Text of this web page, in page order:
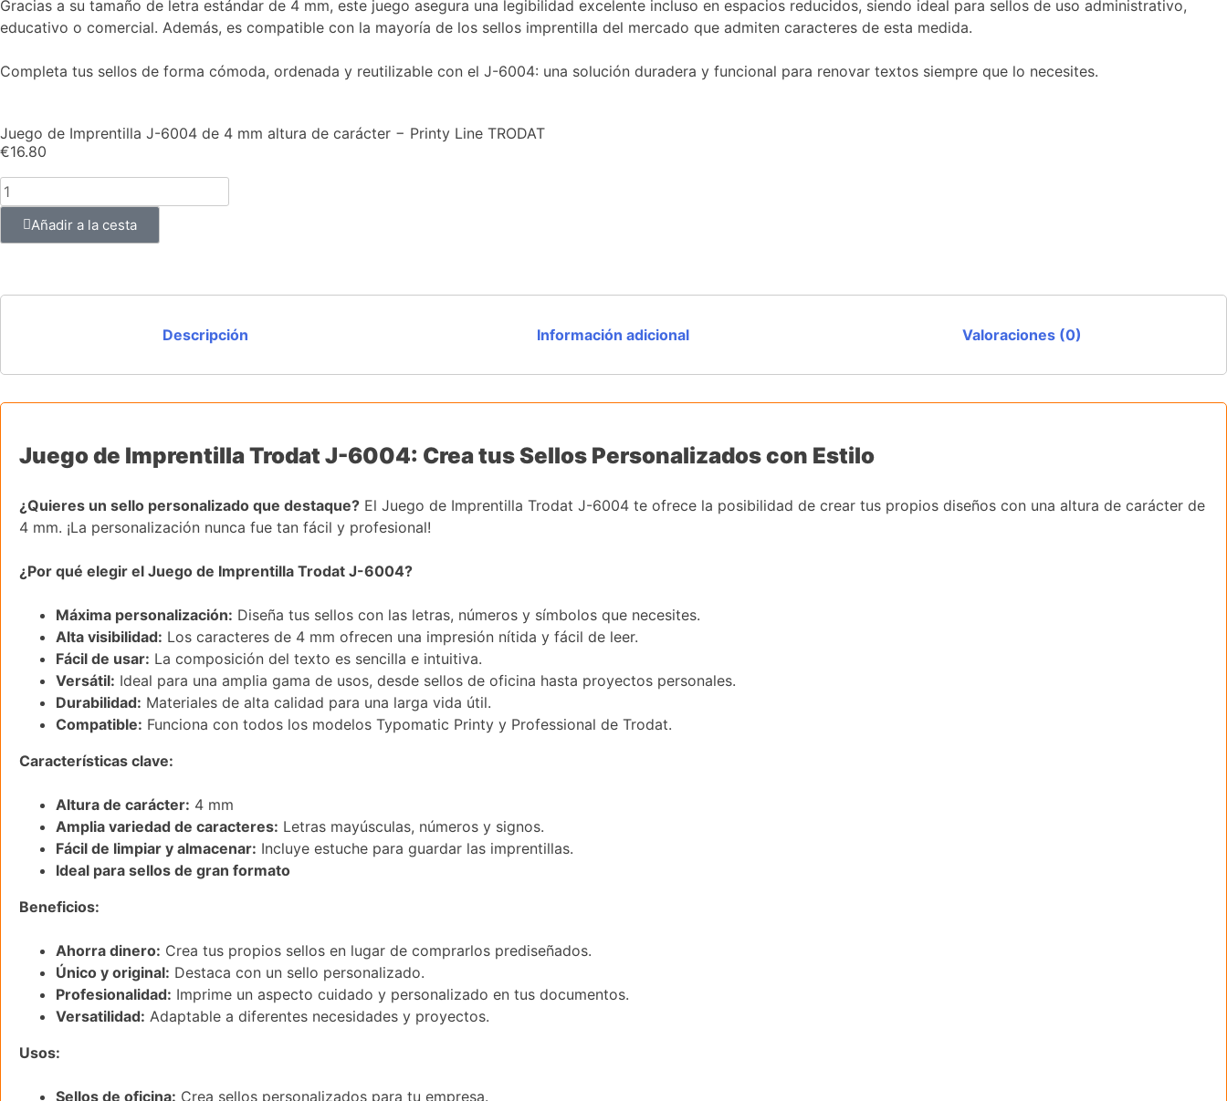
Gracias a su tamaño de letra estándar de 4 mm, este juego asegura una legibilidad excelente incluso en espacios reducidos, siendo ideal para sellos de uso administrativo,
educativo o comercial. Además, es compatible con la mayoría de los sellos imprentilla del mercado que admiten caracteres de esta medida.
Completa tus sellos de forma cómoda, ordenada y reutilizable con el J-6004: una solución duradera y funcional para renovar textos siempre que lo necesites.
Juego de Imprentilla J-6004 de 4 mm altura de carácter − Printy Line TRODAT
€16.80
Añadir a la cesta
Descripción Información adicional Valoraciones (0)
Juego de Imprentilla Trodat J-6004: Crea tus Sellos Personalizados con Estilo
¿Quieres un sello personalizado que destaque? El Juego de Imprentilla Trodat J-6004 te ofrece la posibilidad de crear tus propios diseños con una altura de carácter de
4 mm. ¡La personalización nunca fue tan fácil y profesional!
¿Por qué elegir el Juego de Imprentilla Trodat J-6004?
Máxima personalización: Diseña tus sellos con las letras, números y símbolos que necesites.
Alta visibilidad: Los caracteres de 4 mm ofrecen una impresión nítida y fácil de leer.
Fácil de usar: La composición del texto es sencilla e intuitiva.
Versátil: Ideal para una amplia gama de usos, desde sellos de oficina hasta proyectos personales.
Durabilidad: Materiales de alta calidad para una larga vida útil.
Compatible: Funciona con todos los modelos Typomatic Printy y Professional de Trodat.
Características clave:
Altura de carácter: 4 mm
Amplia variedad de caracteres: Letras mayúsculas, números y signos.
Fácil de limpiar y almacenar: Incluye estuche para guardar las imprentillas.
Ideal para sellos de gran formato
Beneficios:
Ahorra dinero: Crea tus propios sellos en lugar de comprarlos prediseñados.
Único y original: Destaca con un sello personalizado.
Profesionalidad: Imprime un aspecto cuidado y personalizado en tus documentos.
Versatilidad: Adaptable a diferentes necesidades y proyectos.
Usos:
Sellos de oficina: Crea sellos personalizados para tu empresa.